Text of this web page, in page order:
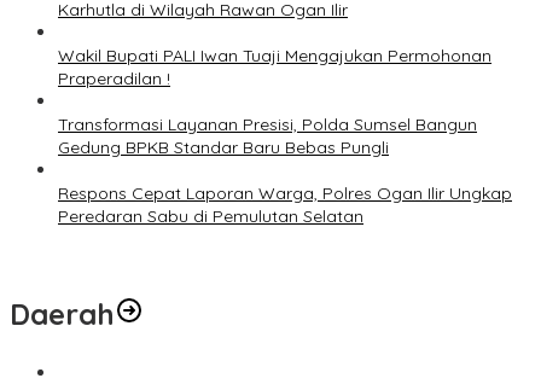
Karhutla di Wilayah Rawan Ogan Ilir
Wakil Bupati PALI Iwan Tuaji Mengajukan Permohonan
Praperadilan !
Transformasi Layanan Presisi, Polda Sumsel Bangun
Gedung BPKB Standar Baru Bebas Pungli
Respons Cepat Laporan Warga, Polres Ogan Ilir Ungkap
Peredaran Sabu di Pemulutan Selatan
Daerah